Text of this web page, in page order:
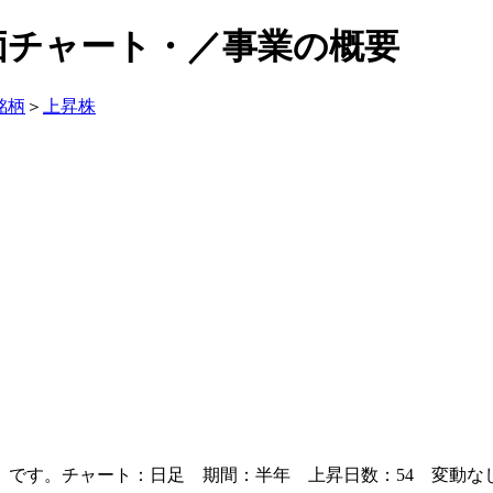
ャート・／事業の概要
柄 ＞ 上昇株
です。チャート：日足 期間：半年 上昇日数：54 変動な